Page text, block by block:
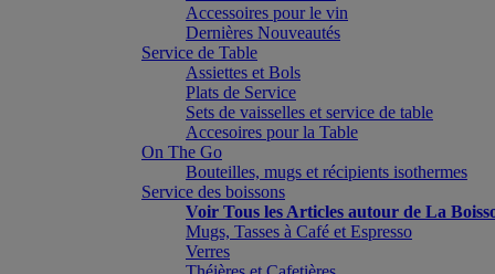
Accessoires pour le vin
Dernières Nouveautés
Service de Table
Assiettes et Bols
Plats de Service
Sets de vaisselles et service de table
Accesoires pour la Table
On The Go
Bouteilles, mugs et récipients isothermes
Service des boissons
Voir Tous les Articles autour de La
Mugs, Tasses à Café et Espresso
Verres